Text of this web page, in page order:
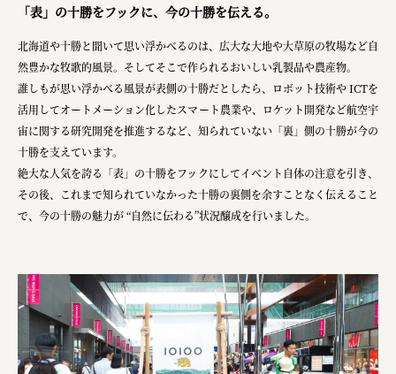
株式会社ロッテ
ourselves
一般財団法人 伝統的工芸品産業振興協会
株式会社池田泉州銀行
岡野バルブ製造株式会社
有限会社 丸久商店
株式会社イソガイ
インターステラテクノロジズ株式会社
「表」の十勝をフックに、今の十勝を伝える。
北海道や十勝と聞いて思い浮かべるのは、広大な大地や大草原の牧場など自
然豊かな牧歌的風景。そしてそこで作られるおいしい乳製品や農産物。
誰しもが思い浮かべる風景が表側の十勝だとしたら、ロボット技術や ICTを
活用してオートメーション化したスマート農業や、ロケット開発など航空宇
宙に関する研究開発を推進するなど、知られていない「裏」側の十勝が今の
十勝を支えています。
絶大な人気を誇る「表」の十勝をフックにしてイベント自体の注意を引き、
その後、これまで知られていなかった十勝の裏側を余すことなく伝えること
で、今の十勝の魅力が “自然に伝わる”状況醸成を行いました。